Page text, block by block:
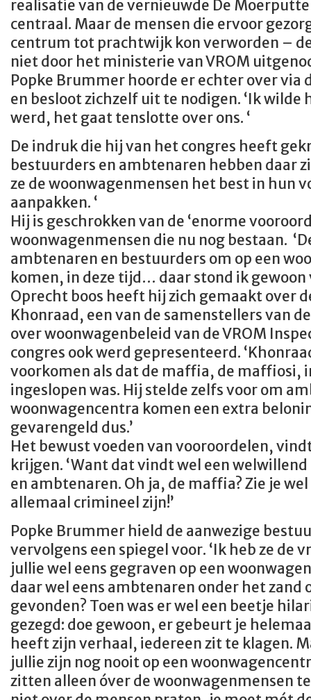
realisatie van de vernieuwde De
centraal. Maar de mensen die ervoor
centrum tot prachtwijk kon verworden –
niet door het ministerie van VROM
Popke Brummer hoorde er echter over via
en besloot zichzelf uit te nodigen. ‘Ik wilde
werd, het gaat tenslotte over ons. ‘
De indruk die hij van het congres heeft
bestuurders en ambtenaren hebben daar
ze de woonwagenmensen het best in hun
aanpakken. ‘
Hij is geschrokken van de ‘enorme
woonwagenmensen die nu nog bestaan.
ambtenaren en bestuurders om op een
komen, in deze tijd… daar stond ik gewoon
Oprecht boos heeft hij zich gemaakt over
Khonraad, een van de samenstellers van
over woonwagenbeleid van de VROM
congres ook werd gepresenteerd.
voorkomen als dat de maffia, de maffiosi,
ingeslopen was. Hij stelde zelfs voor om
woonwagencentra komen een extra
gevarengeld dus.’
Het bewust voeden van vooroordelen,
krijgen. ‘Want dat vindt wel een
en ambtenaren. Oh ja, de maffia? Zie je
allemaal crimineel zijn!’
Popke Brummer hield de aanwezige
vervolgens een spiegel voor. ‘Ik heb ze de
jullie wel eens gegraven op een
daar wel eens ambtenaren onder het zand
gevonden? Toen was er wel een beetje
gezegd: doe gewoon, er gebeurt je
heeft zijn verhaal, iedereen zit te klagen.
jullie zijn nog nooit op een
zitten alleen óver de woonwagenmensen